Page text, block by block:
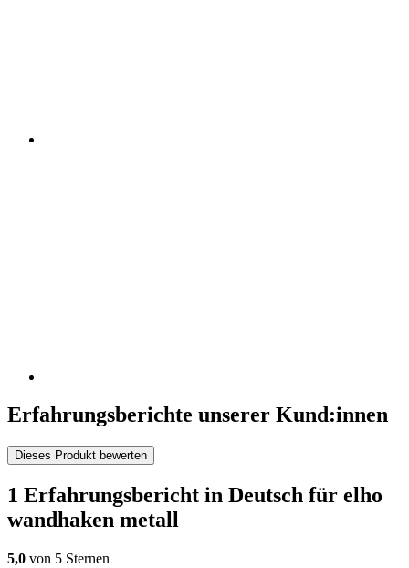
Erfahrungsberichte unserer Kund:innen
Dieses Produkt bewerten
1 Erfahrungsbericht in Deutsch für elho
wandhaken metall
5,0 von 5 Sternen